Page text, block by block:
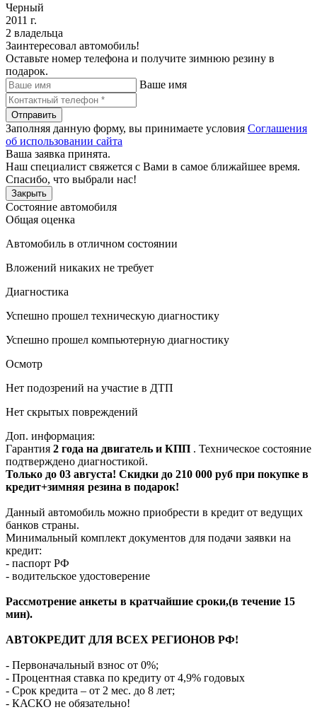
Черный
2011 г.
2 владельца
Заинтересовал автомобиль!
Оставьте номер телефона и получите зимнюю резину в
подарок.
Ваше имя
Отправить
Заполняя данную форму, вы принимаете условия Соглашения
об использовании сайта
Ваша заявка принята.
Наш специалист свяжется с Вами в самое ближайшее время.
Спасибо, что выбрали нас!
Закрыть
Состояние автомобиля
Общая оценка
Автомобиль в отличном состоянии
Вложений никаких не требует
Диагностика
Успешно прошел техническую диагностику
Успешно прошел компьютерную диагностику
Осмотр
Нет подозрений на участие в ДТП
Нет скрытых повреждений
Доп. информация:
Гарантия 2 года на двигатель и КПП . Техническое состояние
подтверждено диагностикой.
Только до 03 августа! Скидки до 210 000 руб при покупке в
кредит+зимняя резина в подарок!
Данный автомобиль можно приобрести в кредит от ведущих
банков страны.
Минимальный комплект документов для подачи заявки на
кредит:
- паспорт РФ
- водительское удостоверение
Рассмотрение анкеты в кратчайшие сроки,(в течение 15
мин).
АВТОКРЕДИТ ДЛЯ ВСЕХ РЕГИОНОВ РФ!
- Первоначальный взнос от 0%;
- Процентная ставка по кредиту от 4,9% годовых
- Срок кредита – от 2 мес. до 8 лет;
- КАСКО не обязательно!